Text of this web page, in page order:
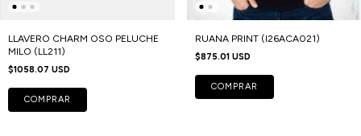
LLAVERO CHARM OSO PELUCHE
MILO (LL211)
$1058.07 USD
COMPRAR
RUANA PRINT (I26ACA021)
$875.01 USD
COMPRAR